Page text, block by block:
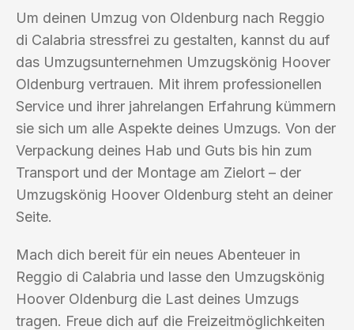
Um deinen Umzug von Oldenburg nach Reggio
di Calabria stressfrei zu gestalten, kannst du auf
das Umzugsunternehmen Umzugskönig Hoover
Oldenburg vertrauen. Mit ihrem professionellen
Service und ihrer jahrelangen Erfahrung kümmern
sie sich um alle Aspekte deines Umzugs. Von der
Verpackung deines Hab und Guts bis hin zum
Transport und der Montage am Zielort – der
Umzugskönig Hoover Oldenburg steht an deiner
Seite.
Mach dich bereit für ein neues Abenteuer in
Reggio di Calabria und lasse den Umzugskönig
Hoover Oldenburg die Last deines Umzugs
tragen. Freue dich auf die Freizeitmöglichkeiten